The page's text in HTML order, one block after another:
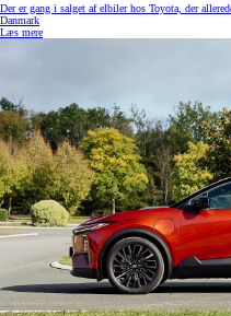
Der er gang i salget af elbiler hos Toyota, der
Danmark
Læs mere